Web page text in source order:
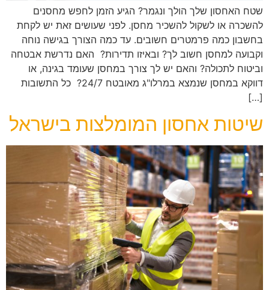
שטח האחסון שלך הולך ונגמר? הגיע הזמן לחפש מחסנים
להשכרה או לשקול להשכיר מחסן. לפני שעושים זאת יש לקחת
בחשבון כמה פרמטרים חשובים. עד כמה הצורך בגישה נוחה
וקבועה למחסן חשוב לך? ובאיזו תדירות? האם נדרשת אבטחה
וביטוח לתכולה? והאם יש לך צורך במחסן שעומד בגינה, או
דווקא במחסן שנמצא במרלו"ג מאובטח 24/7? כל התשובות
[…]
שיטות אחסון המומלצות בישראל